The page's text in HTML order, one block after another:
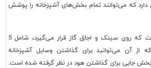
کل 5 بخش دارد که می‌توانند تمام بخش‌های آشپزخانه را پوشش
بخش اصلی این کابینت که روی سینک و اجاق گاز قرار می‌گیرد، شامل 5
باکس درب‌دار است که از آن می‎‌توانید برای گذاشتن وسایل آشپزخانه
بخش جایی برای گذاشتن هود در نظر گرفته شده است.